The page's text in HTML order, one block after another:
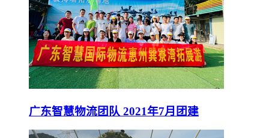
广东智慧物流团队 2021年7月团建